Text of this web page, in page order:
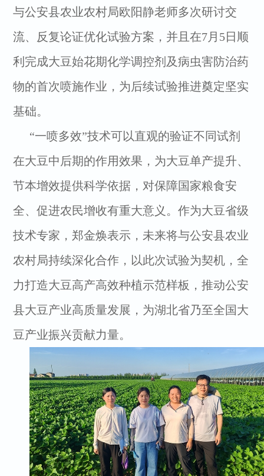
与公安县农业农村局欧阳静老师多次研讨交
流、反复论证优化试验方案，并且在7月5日顺
利完成大豆始花期化学调控剂及病虫害防治药
物的首次喷施作业，为后续试验推进奠定坚实
基础。
“一喷多效”技术可以直观的验证不同试剂
在大豆中后期的作用效果，为大豆单产提升、
节本增效提供科学依据，对保障国家粮食安
全、促进农民增收有重大意义。作为大豆省级
技术专家，郑金焕表示，未来将与公安县农业
农村局持续深化合作，以此次试验为契机，全
力打造大豆高产高效种植示范样板，推动公安
县大豆产业高质量发展，为湖北省乃至全国大
豆产业振兴贡献力量。